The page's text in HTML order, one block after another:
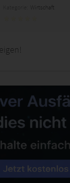
Wirtschaft